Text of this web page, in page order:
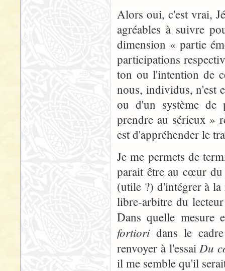
Alors oui, c'est vrai,
agréables à suivre
dimension « partie
participations
ton ou l'intention de
nous, individus, n'est
ou d'un système de
prendre au sérieux »
est d'appréhender le
Je me permets de
parait être au cœur du
(utile ?) d'intégrer à la
libre-arbitre du
Dans quelle
fortioridans le
renvoyer à l'essaiDu
il me semble qu'il